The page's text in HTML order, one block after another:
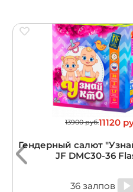
13900 руб.11120
Гендерный салют
JF DMC30-36
36 залпов